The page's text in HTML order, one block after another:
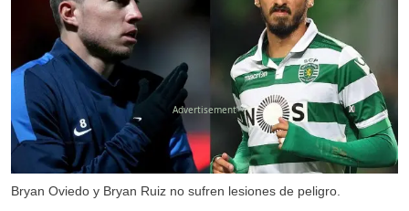
Bryan Oviedo y Bryan Ruiz no sufren lesiones de peligro.
X